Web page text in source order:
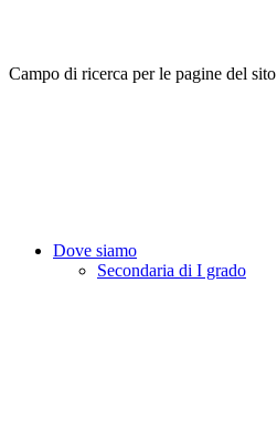
Campo di ricerca per le pagine del sito
Dove siamo
Secondaria di I grado